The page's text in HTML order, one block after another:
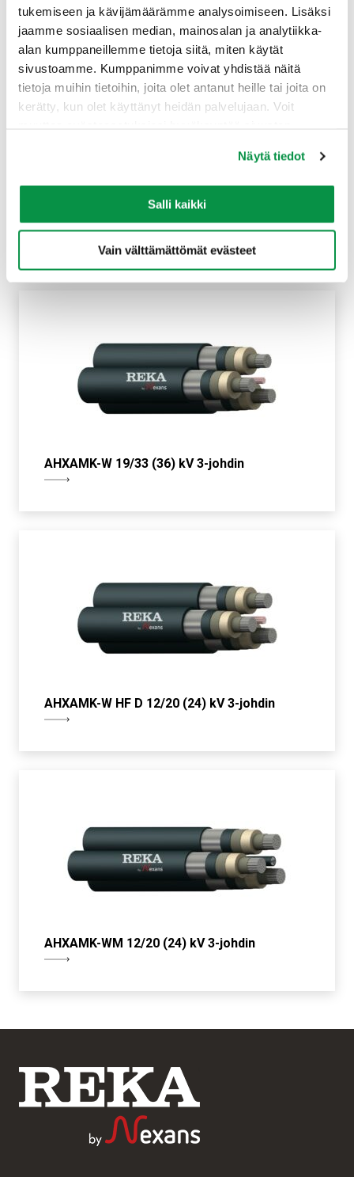
tukemiseen ja kävijämäärämme analysoimiseen. Lisäksi
jaamme sosiaalisen median, mainosalan ja analytiikka-
alan kumppaneillemme tietoja siitä, miten käytät
sivustoamme. Kumppanimme voivat yhdistää näitä
tietoja muihin tietoihin, joita olet antanut heille tai joita on
kerätty, kun olet käyttänyt heidän palvelujaan. Voit
Näytä tiedot
Salli kaikki
Vain välttämättömät evästeet
Muita samankaltaisia tuotteita
AHXAMK-W 12/20 (24) kV 3-johdin
AHXAMK-W 19/33 (36) kV 3-johdin
AHXAMK-W HF D 12/20 (24) kV 3-johdin
AHXAMK-WM 12/20 (24) kV 3-johdin